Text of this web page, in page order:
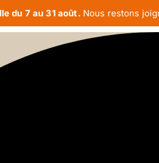
du 7 au 31 août. Nous restons